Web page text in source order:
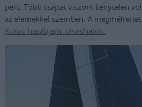
perc. Több csapat viszont kénytelen
az elemekkel szemben. A
Kukac hasábjain olvashatók.